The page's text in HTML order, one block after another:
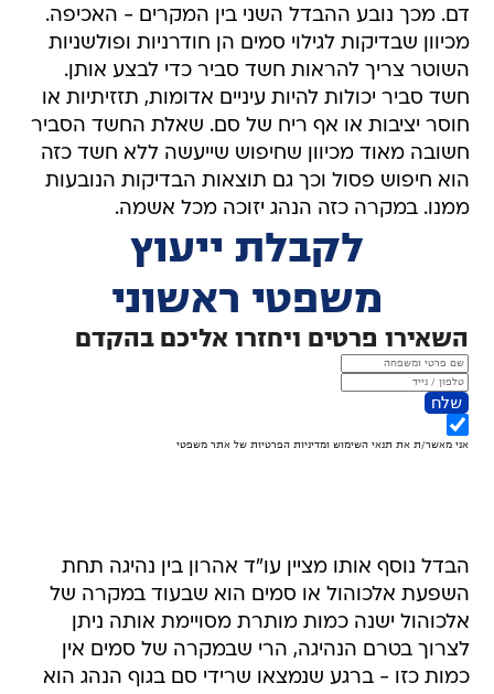
דם. מכך נובע ההבדל השני בין המקרים - האכיפה.
מכיוון שבדיקות לגילוי סמים הן חודרניות ופולשניות
השוטר צריך להראות חשד סביר כדי לבצע אותן.
חשד סביר יכולות להיות עיניים אדומות, תזזיתיות או
חוסר יציבות או אף ריח של סם. שאלת החשד הסביר
חשובה מאוד מכיוון שחיפוש שייעשה ללא חשד כזה
הוא חיפוש פסול וכך גם תוצאות הבדיקות הנובעות
ממנו. במקרה כזה הנהג יזוכה מכל אשמה.
הבדל נוסף אותו מציין עו"ד אהרון בין נהיגה תחת
השפעת אלכוהול או סמים הוא שבעוד במקרה של
אלכוהול ישנה כמות מותרת מסויימת אותה ניתן
לצרוך בטרם הנהיגה, הרי שבמקרה של סמים אין
כמות כזו - ברגע שנמצאו שרידי סם בגוף הנהג הוא